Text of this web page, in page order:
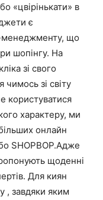
«цвірінькати» в
є
менеджменту, що
шопінгу. На
зі свого
зі світу
користуватися
характеру, ми
онлайн
SHOPBOP.Адже
щоденні
Для киян
, завдяки яким